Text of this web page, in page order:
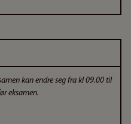
kan endre seg fra kl 09.00 til
eksamen.